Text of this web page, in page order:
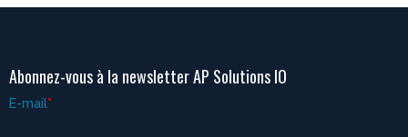
Abonnez-vous à la newsletter AP Solutions IO